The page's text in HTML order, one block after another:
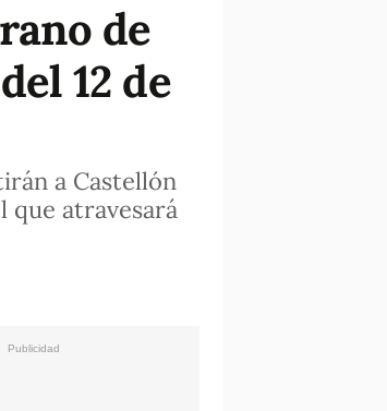
de
12 de
a Castellón
que atravesará